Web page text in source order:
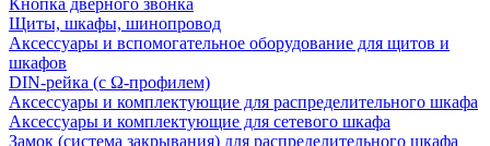
Кнопка дверного звонка
Щиты, шкафы, шинопровод
Аксессуары и вспомогательное оборудование для щитов и
шкафов
DIN-рейка (с Ω-профилем)
Аксессуары и комплектующие для распределительного шкафа
Аксессуары и комплектующие для сетевого шкафа
Замок (система закрывания) для распределительного шкафа